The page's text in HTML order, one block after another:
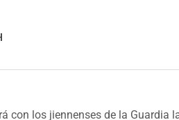
con los jiennenses de la Guardia